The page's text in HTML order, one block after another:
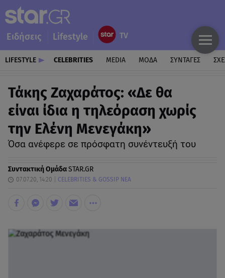
Ειδήσεις Lifestyle
LIFESTYLE CELEBRITIES MEDIA ΜΟΔΑ ΣΥΝΤΑΓΕΣ
Τάκης Ζαχαράτος: «Δε θα
είναι ίδια η τηλεόραση χωρίς
την Ελένη Μενεγάκη»
Όσα ανέφερε σε πρόσφατη συνέντευξή του
Συντακτική ΟμάδαSTAR.GR
07.07.20, 14:20 CELEBRITIES & GOSSIP ΝΕΑ